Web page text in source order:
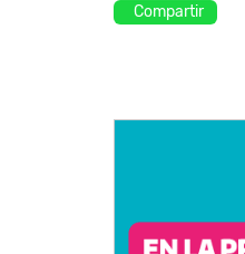
Compartir